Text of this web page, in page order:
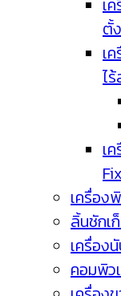
เ
ตั้
เ
ไ
เ
เครื่อง
ลิ้นชักเ
เครื่อง
คอมพิว